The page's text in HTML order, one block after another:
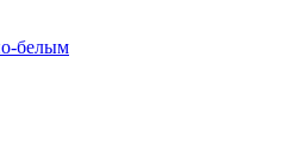
белым